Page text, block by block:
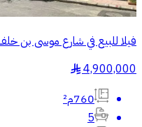
فيلا للبيع في شارع موسى بن
4,900,000
§
760م²
5